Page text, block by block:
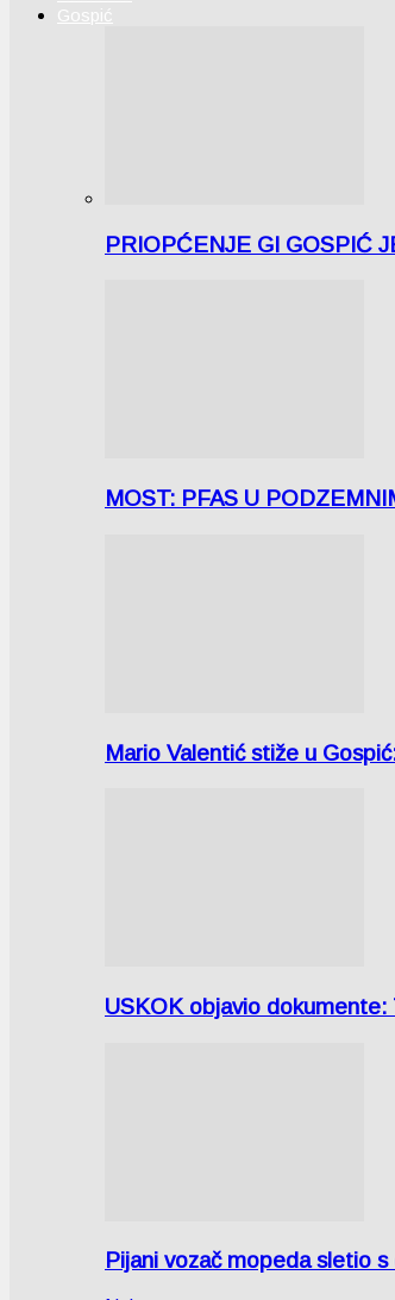
Gospić
PRIOPĆENJE GI GOSPIĆ
MOST: PFAS U
Mario Valentić stiže u
USKOK objavio
Pijani vozač mopeda sletio